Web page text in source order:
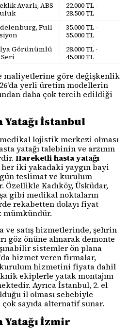
Ayarlı, ABS
22.000 TL -
28.500 TL
Full
35.000 TL -
55.000 TL
Görünümlü
28.000 TL -
45.000 TL
maliyetlerine göre değişkenlik
yerli üretim modellerin
daha çok tercih edildiği
İstanbul
lojistik merkezi olması
yatağı talebinin ve arzının
Hareketli hasta yatağı
her iki yakadaki yaygın bayi
gün teslimat ve kurulum
Özellikle Kadıköy, Üsküdar,
gibi medikal noktaların
rekabetten dolayı fiyat
mümkündür.
satış hizmetlerinde, şehrin
göz önüne alınarak demonte
sistemler ön plana
hizmet veren firmalar,
hizmetini fiyata dahil
ekiplerle yatak montajını
Ayrıca İstanbul, 2. el
il olması sebebiyle
sayıda alternatif sunar.
İzmir